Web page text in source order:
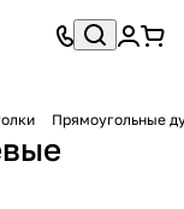
Прямоугольные